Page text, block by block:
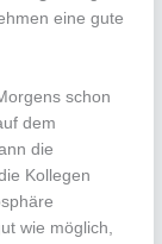
eine gute
schon
dem
die
Kollegen
wie möglich,